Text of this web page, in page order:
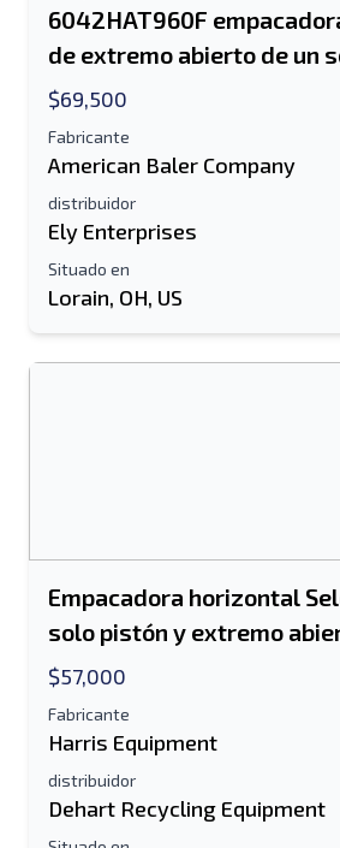
6042HAT960F
de extremo abierto de un
$69,500
Fabricante
American Baler Company
distribuidor
Ely Enterprises
Situado en
Lorain, OH, US
Empacadora horizontal
solo pistón y extremo
$57,000
Fabricante
Harris Equipment
distribuidor
Dehart Recycling Equipment